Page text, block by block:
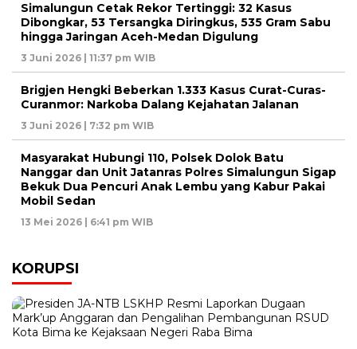
Simalungun Cetak Rekor Tertinggi: 32 Kasus
Dibongkar, 53 Tersangka Diringkus, 535 Gram Sabu
hingga Jaringan Aceh-Medan Digulung
3 Juni 2026 | 11:37 pm WIB
Brigjen Hengki Beberkan 1.333 Kasus Curat-Curas-
Curanmor: Narkoba Dalang Kejahatan Jalanan
3 Juni 2026 | 7:32 pm WIB
Masyarakat Hubungi 110, Polsek Dolok Batu
Nanggar dan Unit Jatanras Polres Simalungun Sigap
Bekuk Dua Pencuri Anak Lembu yang Kabur Pakai
Mobil Sedan
13 Mei 2026 | 6:41 pm WIB
KORUPSI